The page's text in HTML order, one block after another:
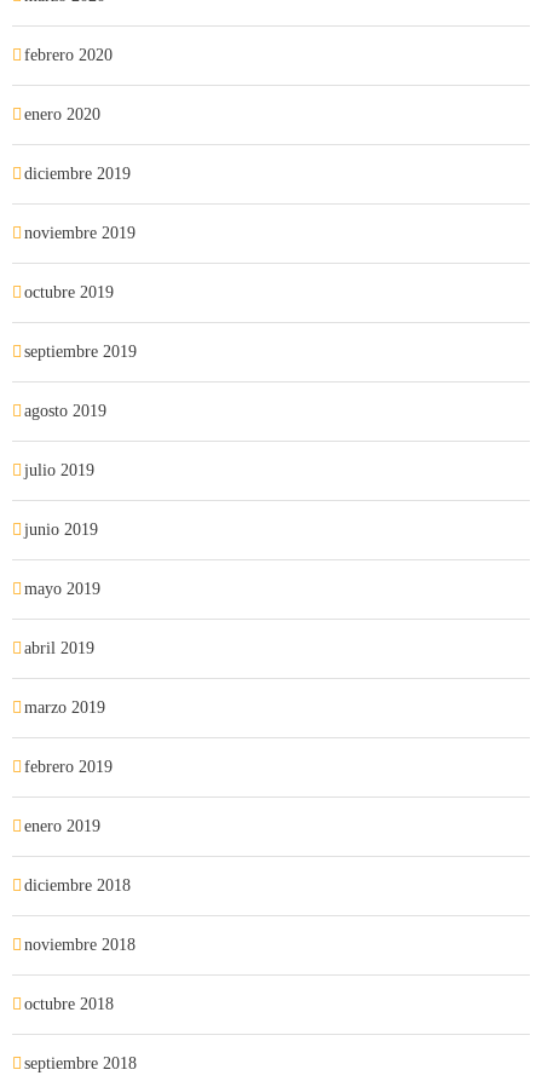
febrero 2020
enero 2020
diciembre 2019
noviembre 2019
octubre 2019
septiembre 2019
agosto 2019
julio 2019
junio 2019
mayo 2019
abril 2019
marzo 2019
febrero 2019
enero 2019
diciembre 2018
noviembre 2018
octubre 2018
septiembre 2018